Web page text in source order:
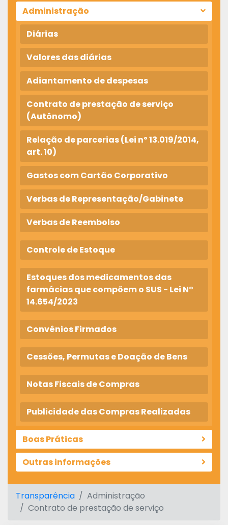
Administração
Diárias
Valores das diárias
Adiantamento de despesas
Contrato de prestação de serviço
(Autônomo)
Relação de parcerias (Lei nº 13.019/2014,
art. 10)
Gastos com Cartão Corporativo
Verbas de Representação/Gabinete
Verbas de Reembolso
Controle de Estoque
Estoques dos medicamentos das
farmácias que compõem o SUS - Lei N°
14.654/2023
Convênios Firmados
Cessões, Permutas e Doação de Bens
Notas Fiscais de Compras
Publicidade das Compras Realizadas
Boas Práticas
Outras informações
Transparência
Administração
Contrato de prestação de serviço